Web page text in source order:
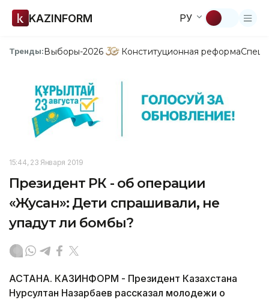
KAZINFORM РУ
Тренды:Выборы-2026 Конституционная реформа
15:44, 23 Января 2019
Президент РК - об операции
«Жусан»: Дети спрашивали, не
упадут ли бомбы?
АСТАНА. КАЗИНФОРМ - Президент Казахстана
Нурсултан Назарбаев рассказал молодежи о